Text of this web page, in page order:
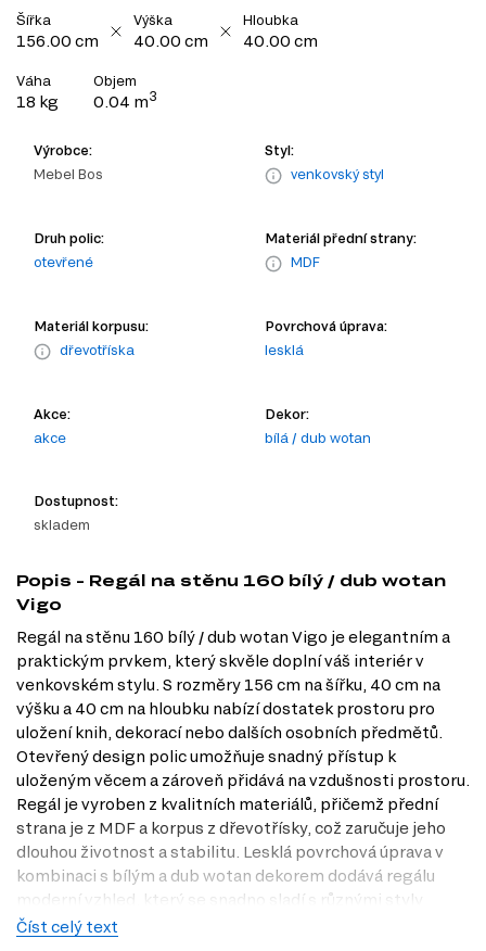
Šířka
156.00 cm
Výška
40.00 cm
Hloubka
40.00 cm
Váha
18 kg
Objem
0.04 m3
Výrobce:
Mebel Bos
Styl:
venkovský styl
Druh polic:
otevřené
Materiál přední strany:
MDF
Materiál korpusu:
dřevotříska
Povrchová úprava:
lesklá
Akce:
akce
Dekor:
bílá / dub wotan
Dostupnost:
skladem
Popis - Regál na stěnu 160 bílý / dub wotan
Vigo
Regál na stěnu 160 bílý / dub wotan Vigo je elegantním a
praktickým prvkem, který skvěle doplní váš interiér v
venkovském stylu. S rozměry 156 cm na šířku, 40 cm na
výšku a 40 cm na hloubku nabízí dostatek prostoru pro
uložení knih, dekorací nebo dalších osobních předmětů.
Otevřený design polic umožňuje snadný přístup k
uloženým věcem a zároveň přidává na vzdušnosti prostoru.
Regál je vyroben z kvalitních materiálů, přičemž přední
strana je z MDF a korpus z dřevotřísky, což zaručuje jeho
dlouhou životnost a stabilitu. Lesklá povrchová úprava v
kombinaci s bílým a dub wotan dekorem dodává regálu
moderní vzhled, který se snadno sladí s různými styly
nábytku. Navštivte naši prodejnu v Praze nebo
Číst celý text